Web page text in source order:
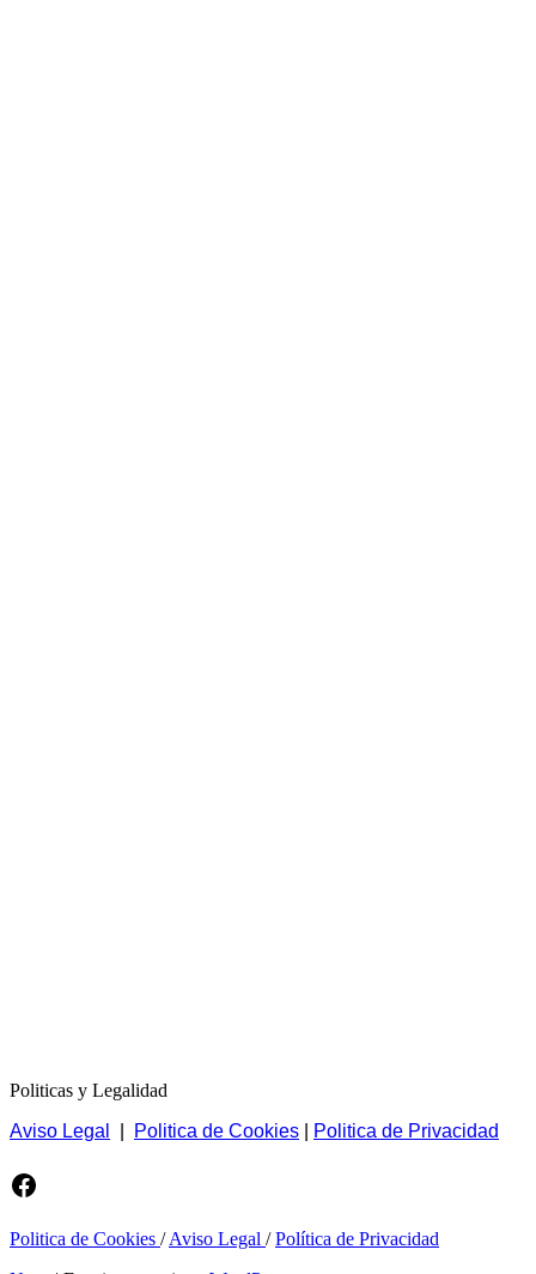
Politicas y Legalidad
Aviso Legal
Politica de Cookies Politica de Privacidad
Facebook
Politica de Cookies /Aviso Legal /Política de Privacidad